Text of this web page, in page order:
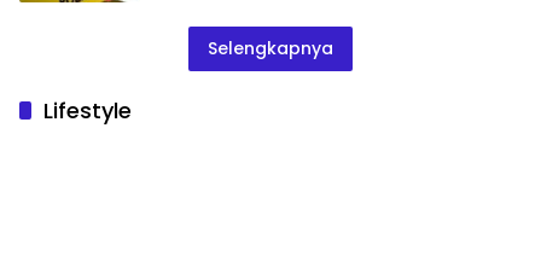
Selengkapnya
Lifestyle